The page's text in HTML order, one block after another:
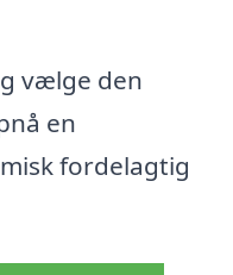
vælge den
en
fordelagtig